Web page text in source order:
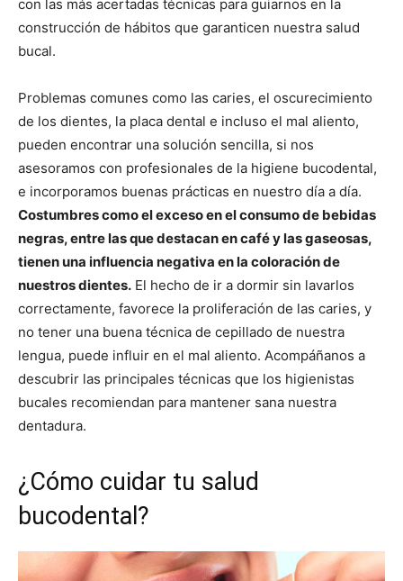
con las más acertadas técnicas para guiarnos en la
construcción de hábitos que garanticen nuestra salud
bucal.
Problemas comunes como las caries, el oscurecimiento
de los dientes, la placa dental e incluso el mal aliento,
pueden encontrar una solución sencilla, si nos
asesoramos con profesionales de la higiene bucodental,
e incorporamos buenas prácticas en nuestro día a día.
Costumbres como el exceso en el consumo de bebidas
negras, entre las que destacan en café y las gaseosas,
tienen una influencia negativa en la coloración de
nuestros dientes. El hecho de ir a dormir sin lavarlos
correctamente, favorece la proliferación de las caries, y
no tener una buena técnica de cepillado de nuestra
lengua, puede influir en el mal aliento. Acompáñanos a
descubrir las principales técnicas que los higienistas
bucales recomiendan para mantener sana nuestra
dentadura.
¿Cómo cuidar tu salud
bucodental?